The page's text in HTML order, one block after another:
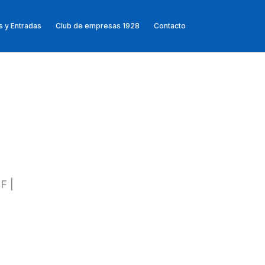
y Entradas Club de empresas 1928 Contacto
|